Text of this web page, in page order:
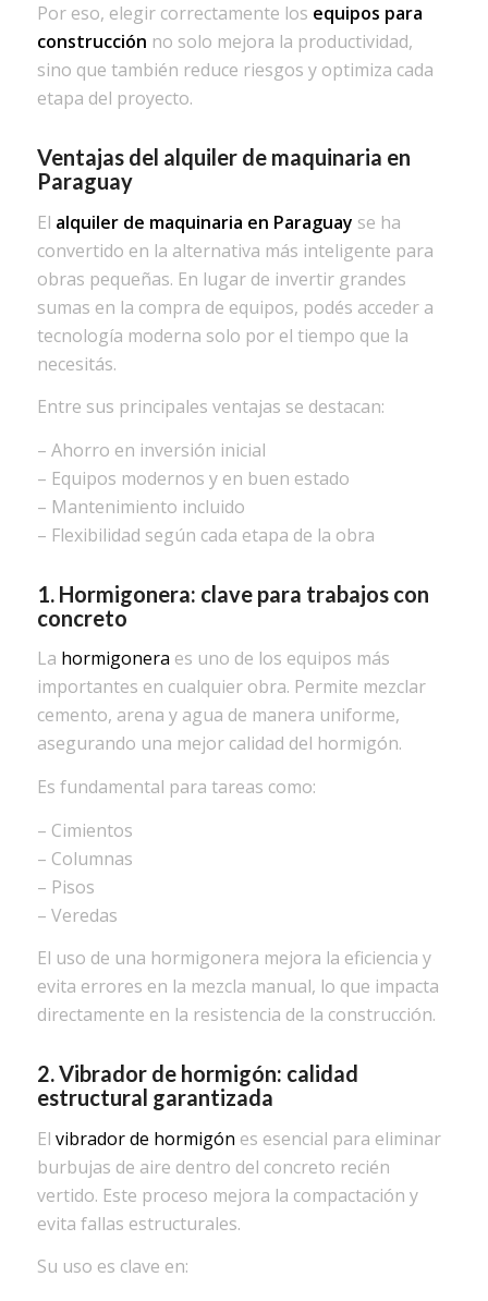
Por eso, elegir correctamente los equipos para
construcción no solo mejora la productividad,
sino que también reduce riesgos y optimiza cada
etapa del proyecto.
Ventajas del alquiler de maquinaria en
Paraguay
El alquiler de maquinaria en Paraguay se ha
convertido en la alternativa más inteligente para
obras pequeñas. En lugar de invertir grandes
sumas en la compra de equipos, podés acceder a
tecnología moderna solo por el tiempo que la
necesitás.
Entre sus principales ventajas se destacan:
– Ahorro en inversión inicial
– Equipos modernos y en buen estado
– Mantenimiento incluido
– Flexibilidad según cada etapa de la obra
1. Hormigonera: clave para trabajos con
concreto
La hormigonera es uno de los equipos más
importantes en cualquier obra. Permite mezclar
cemento, arena y agua de manera uniforme,
asegurando una mejor calidad del hormigón.
Es fundamental para tareas como:
– Cimientos
– Columnas
– Pisos
– Veredas
El uso de una hormigonera mejora la eficiencia y
evita errores en la mezcla manual, lo que impacta
directamente en la resistencia de la construcción.
2. Vibrador de hormigón: calidad
estructural garantizada
El vibrador de hormigón es esencial para eliminar
burbujas de aire dentro del concreto recién
vertido. Este proceso mejora la compactación y
evita fallas estructurales.
Su uso es clave en: